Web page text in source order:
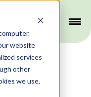
website
services
other
we use,